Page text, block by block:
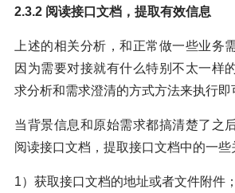
2.3.2 阅读接口文档，提取有效信息
上述的相关分析，和正常做一些业务
因为需要对接就有什么特别不太一样
求分析和需求澄清的方式方法来执行即
当背景信息和原始需求都搞清楚了之
阅读接口文档，提取接口文档中的一些
1）获取接口文档的地址或者文件附件；